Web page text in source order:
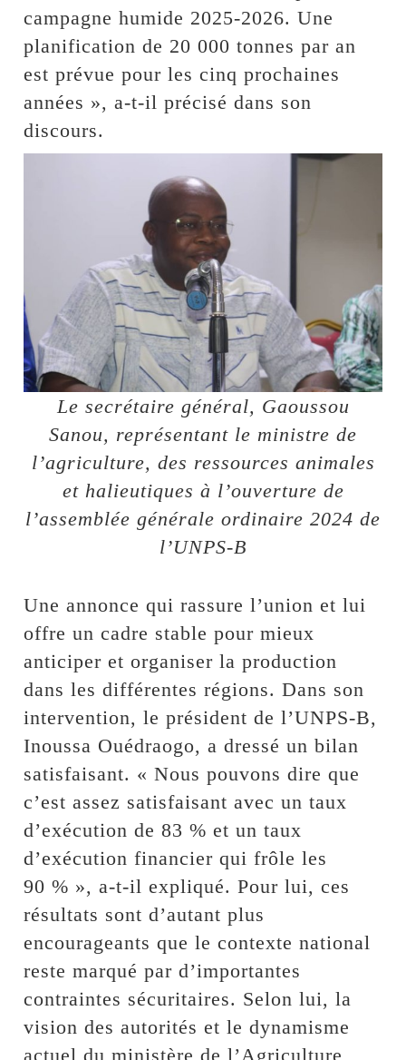
campagne humide 2025-2026. Une
planification de 20 000 tonnes par an
est prévue pour les cinq prochaines
années », a-t-il précisé dans son
discours.
Le secrétaire général, Gaoussou
Sanou, représentant le ministre de
l’agriculture, des ressources animales
et halieutiques à l’ouverture de
l’assemblée générale ordinaire 2024 de
l’UNPS-B
Une annonce qui rassure l’union et lui
offre un cadre stable pour mieux
anticiper et organiser la production
dans les différentes régions. Dans son
intervention, le président de l’UNPS-B,
Inoussa Ouédraogo, a dressé un bilan
satisfaisant. « Nous pouvons dire que
c’est assez satisfaisant avec un taux
d’exécution de 83 % et un taux
d’exécution financier qui frôle les
90 % », a-t-il expliqué. Pour lui, ces
résultats sont d’autant plus
encourageants que le contexte national
reste marqué par d’importantes
contraintes sécuritaires. Selon lui, la
vision des autorités et le dynamisme
actuel du ministère de l’Agriculture